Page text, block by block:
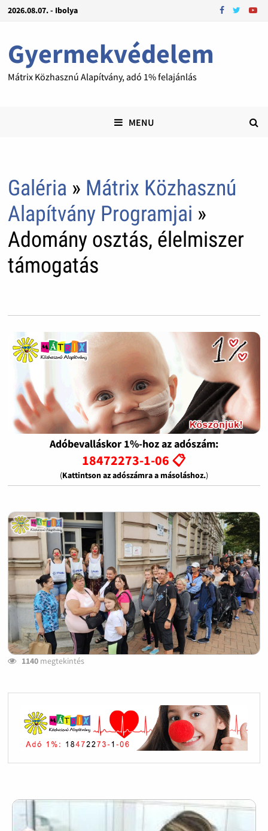
2026.08.07. - Ibolya
Gyermekvédelem
Mátrix Közhasznú Alapítvány, adó 1% felajánlás
MENU
Galéria » Mátrix Közhasznú
Alapítvány Programjai »
Adomány osztás, élelmiszer
támogatás
Adóbevalláskor 1%-hoz az adószám:
18472273-1-06 📋
(Kattintson az adószámra a másoláshoz.)
1140megtekintés